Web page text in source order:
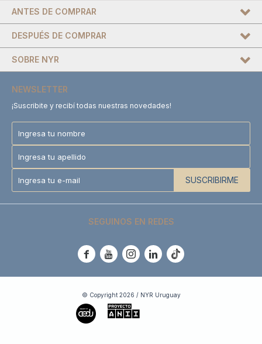
DESPUÉS DE COMPRAR
SOBRE NYR
ANTES DE COMPRAR
NEWSLETTER
¡Suscribite y recibí todas nuestras novedades!
SUSCRIBIRME
SEGUINOS EN REDES
    
© Copyright 2026 / NYR Uruguay